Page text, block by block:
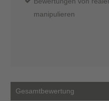
manipulieren
Gesamtbewertung